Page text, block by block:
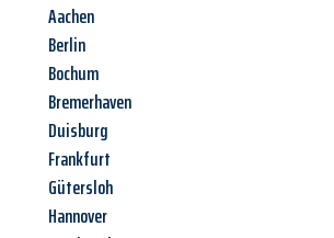
Aachen
Berlin
Bochum
Bremerhaven
Duisburg
Frankfurt
Gütersloh
Hannover